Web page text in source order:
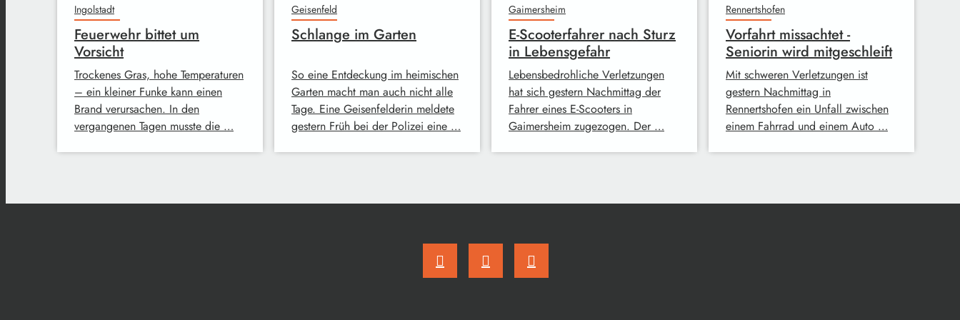
Ingolstadt
Feuerwehr bittet um
Vorsicht
Trockenes Gras, hohe Temperaturen
– ein kleiner Funke kann einen
Brand verursachen. In den
vergangenen Tagen musste die …
Geisenfeld
Schlange im Garten
So eine Entdeckung im heimischen
Garten macht man auch nicht alle
Tage. Eine Geisenfelderin meldete
gestern Früh bei der Polizei eine …
Gaimersheim
E-Scooterfahrer nach Sturz
in Lebensgefahr
Lebensbedrohliche Verletzungen
hat sich gestern Nachmittag der
Fahrer eines E-Scooters in
Gaimersheim zugezogen. Der …
Rennertshofen
Vorfahrt missachtet -
Seniorin wird mitgeschleift
Mit schweren Verletzungen ist
gestern Nachmittag in
Rennertshofen ein Unfall zwischen
einem Fahrrad und einem Auto …